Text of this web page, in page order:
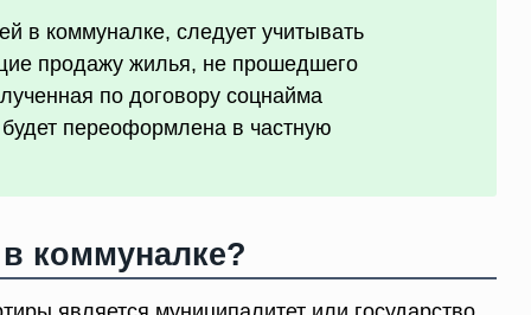
в коммуналке, следует учитывать
продажу жилья, не прошедшего
по договору соцнайма
переоформлена в частную
коммуналке?